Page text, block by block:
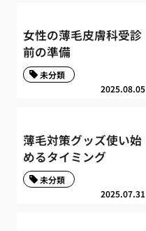
女性の薄毛皮膚科受診
前の準備
2025.08.05
未分類
薄毛対策グッズ使い始
めるタイミング
2025.07.31
未分類